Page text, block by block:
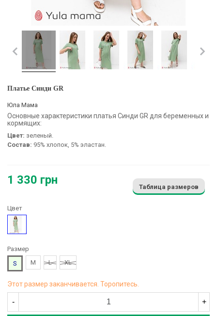
Платье Синди GR
Юла Мама
Основные характеристики платья Синди GR для беременных и
кормящих:
Цвет: зеленый.
Состав: 95% хлопок, 5% эластан.
1 330 грн
Таблица размеров
Цвет
Зеленый
Размер
S
M L XL
Этот размер заканчивается. Торопитесь.
- +